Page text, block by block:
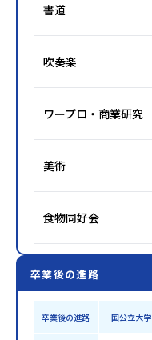
書道
吹奏楽
ワープロ・商業研究
美術
食物同好会
卒業後の進路
卒業後の進路 国公立大学